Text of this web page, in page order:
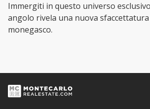
Immergiti in questo universo
angolo rivela una nuova
monegasco.